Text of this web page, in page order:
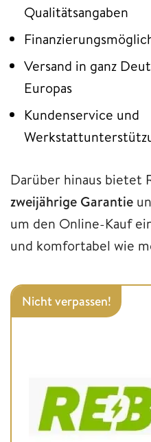
Qualitätsangaben
Versand in ganz
Europas
Kundenservice und
Darüber hinaus bietet
zweijährige Garantie
um den Online-Kauf
und komfortabel wie
Nicht verpassen!